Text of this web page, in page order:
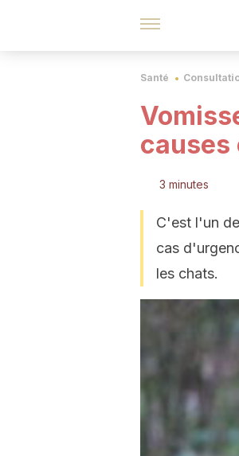
Santé
causes
3 minutes
C'est l'un
cas
les chats.